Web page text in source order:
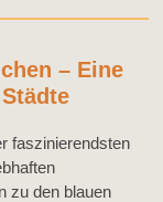
– Eine
faszinierendsten
zu den blauen